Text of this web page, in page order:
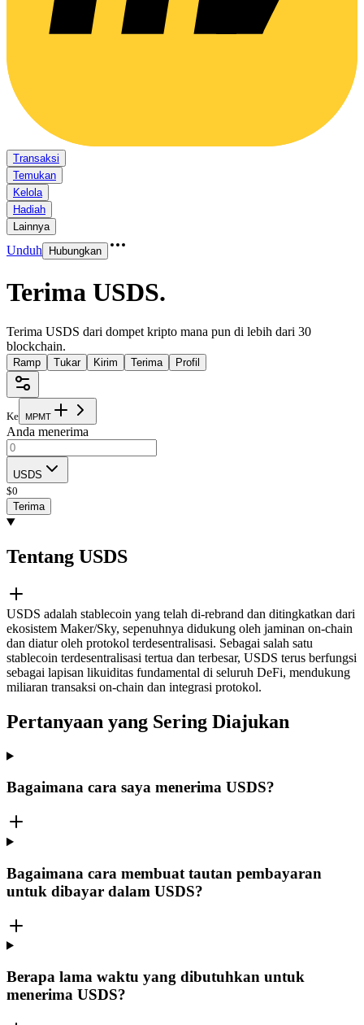
Transaksi
Temukan
Kelola
Hadiah
Lainnya
Unduh Hubungkan
Terima USDS.
Terima USDS dari dompet kripto mana pun di lebih dari 30
blockchain.
Ramp Tukar Kirim Terima Profil
Ke MPMT
Anda menerima
USDS
$0
Terima
Tentang USDS
USDS adalah stablecoin yang telah di-rebrand dan ditingkatkan dari
ekosistem Maker/Sky, sepenuhnya didukung oleh jaminan on-chain
dan diatur oleh protokol terdesentralisasi. Sebagai salah satu
stablecoin terdesentralisasi tertua dan terbesar, USDS terus berfungsi
sebagai lapisan likuiditas fundamental di seluruh DeFi, mendukung
miliaran transaksi on-chain dan integrasi protokol.
Pertanyaan yang Sering Diajukan
Bagaimana cara saya menerima USDS?
Bagaimana cara membuat tautan pembayaran
untuk dibayar dalam USDS?
Berapa lama waktu yang dibutuhkan untuk
menerima USDS?